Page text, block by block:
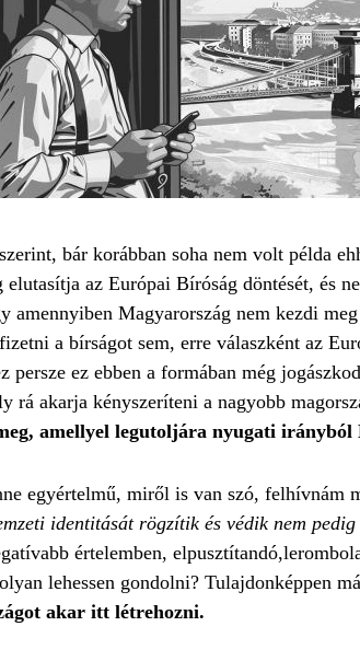
bár korábban soha nem volt példa
elutasítja az Európai Bíróság döntését, és
amennyiben Magyarország nem kezdi
a bírságot sem, erre válaszként az
persze ez ebben a formában még
rá akarja kényszeríteni a nagyobb
amellyel legutoljára nyugati
egyértelmű, miről is van szó, felhívnám
identitását rögzítik és védik nem
értelemben,
lehessen gondolni? Tulajdonképpen
akar itt létrehozni.